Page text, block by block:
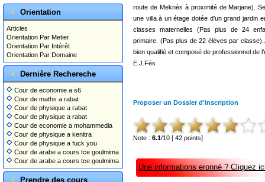
Orientation
Articles
Orientation Par Metier
Orientation Par Intérêt
Orientation Par Domaine
Dernière Rechereche
Cour de economie a s6
Cour de maths a rabat
Cour de physique a rabat
Cour de physique a rabat
Cour de economie a mohammedia
Cour de physique a kenitra
Cour de physique a fuck you
Cour de arabe a cours tce goulmima
Cour de arabe a cours tce goulmima
Prendre des cours
route de Meknès à proximité de Marjane).
une villa à un étage dotée d’un grand jardin
classes maternelles (Pas plus de 24
primaire. (Pas plus de 22 élèves par
bien qualifié et composé de professionnel de
E.J.Fès
Proposer un Dossier d'inscription
Note : 6.1/10 [ 42 points]
Une informations eronné ? Cliquez